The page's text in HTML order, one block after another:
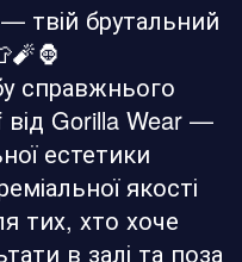
твій брутальний
справжнього
від Gorilla Wear —
естетики
якості
тих, хто хоче
в залі та поза